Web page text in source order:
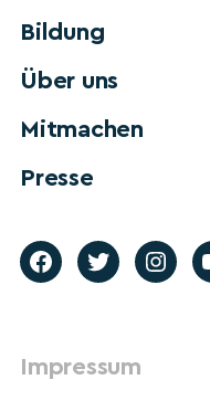
Bildung
Über uns
Mitmachen
Presse
Impressum